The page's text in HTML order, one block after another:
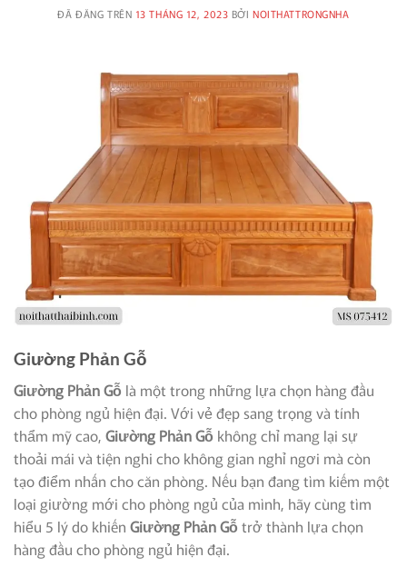
ĐÃ ĐĂNG TRÊN 13 THÁNG 12, 2023 BỞINOITHATTRONGNHA
Giường Phản Gỗ
Giường Phản Gỗ là một trong những lựa chọn hàng đầu
cho phòng ngủ hiện đại. Với vẻ đẹp sang trọng và tính
thẩm mỹ cao, Giường Phản Gỗ không chỉ mang lại sự
thoải mái và tiện nghi cho không gian nghỉ ngơi mà còn
tạo điểm nhấn cho căn phòng. Nếu bạn đang tìm kiếm một
loại giường mới cho phòng ngủ của mình, hãy cùng tìm
hiểu 5 lý do khiến Giường Phản Gỗ trở thành lựa chọn
hàng đầu cho phòng ngủ hiện đại.